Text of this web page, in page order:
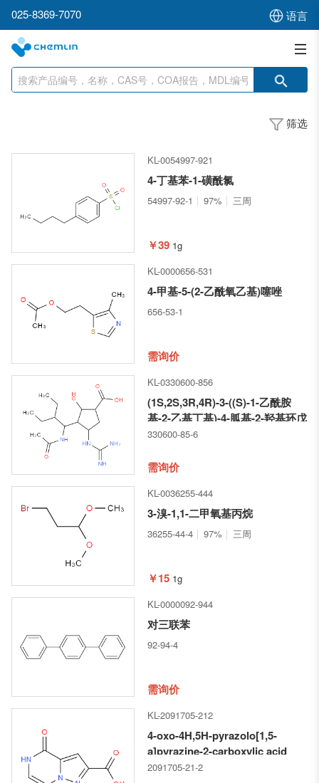
025-8369-7070 语言
筛选
KL-0054997-921
4-丁基苯-1-磺酰氯
54997-92-1 97% 三周
￥39 1g
KL-0000656-531
4-甲基-5-(2-乙酰氧乙基)噻唑
656-53-1
需询价
KL-0330600-856
(1S,2S,3R,4R)-3-((S)-1-乙酰胺
基-2-乙基丁基)-4-胍基-2-羟基环戊
烷甲酸
330600-85-6
需询价
KL-0036255-444
3-溴-1,1-二甲氧基丙烷
36255-44-4 97% 三周
￥15 1g
KL-0000092-944
对三联苯
92-94-4
需询价
KL-2091705-212
4-oxo-4H,5H-pyrazolo[1,5-
a]pyrazine-2-carboxylic acid
2091705-21-2